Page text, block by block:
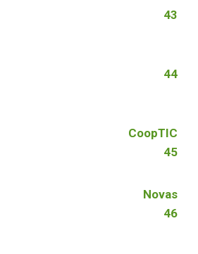
43
44
CoopTIC
45
Novas
46